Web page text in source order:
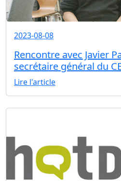
2023-08-08
Rencontre avec Javier
secrétaire général du
Lire l'article